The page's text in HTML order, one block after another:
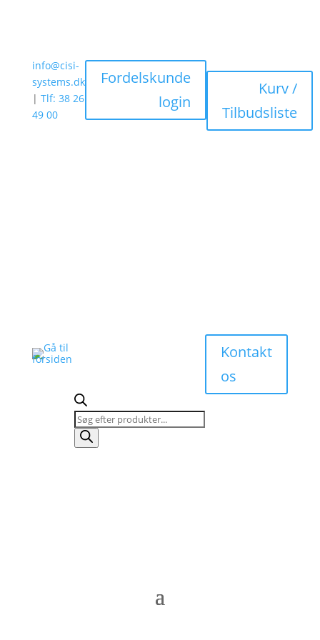
info@cisi-
systems.dk
| Tlf: 38 26
49 00
Fordelskunde
login
Kurv /
Tilbudsliste
Products
search
Kontakt
os